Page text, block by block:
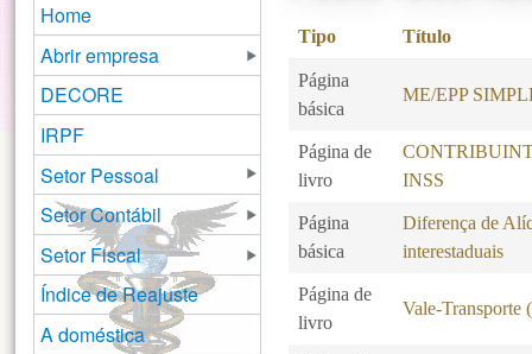
Tipo Título
Página
básica
ME/EPP
Página de
livro
INSS
Página
básica
Diferença de
interestaduais
Página de
livro
Vale-Transporte
Home
Abrir empresa
DECORE
IRPF
Setor Pessoal
Setor Contábil
Setor Fiscal
Índice de Reajuste
A doméstica